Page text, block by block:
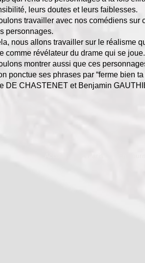
leurs doutes et leurs faiblesses.
travailler avec nos comédiens
personnages.
nous allons travailler sur le réalisme
comme révélateur du drame qui se joue.
montrer aussi que ces
ponctue ses phrases par “ferme bien ta
DE CHASTENET et Benjamin